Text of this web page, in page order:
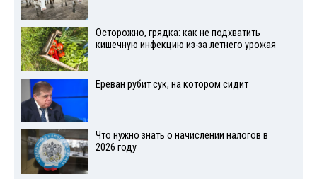
Осторожно, грядка: как не подхватить
кишечную инфекцию из-за летнего урожая
Ереван рубит сук, на котором сидит
Что нужно знать о начислении налогов в
2026 году